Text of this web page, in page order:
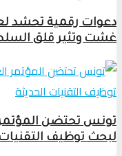
غشت وتثير قلق
تونس تحتضن المؤتمر
لبحث توظيف التقنيات